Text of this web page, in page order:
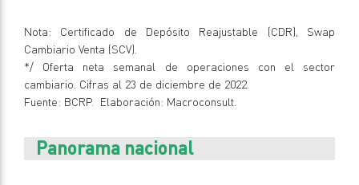
Nota: Certificado de Depósito Reajustable (CDR), Swap
Cambiario Venta (SCV).
*/ Oferta neta semanal de operaciones con el sector
cambiario. Cifras al 23 de diciembre de 2022.
Fuente: BCRP. Elaboración: Macroconsult.
Panorama nacional